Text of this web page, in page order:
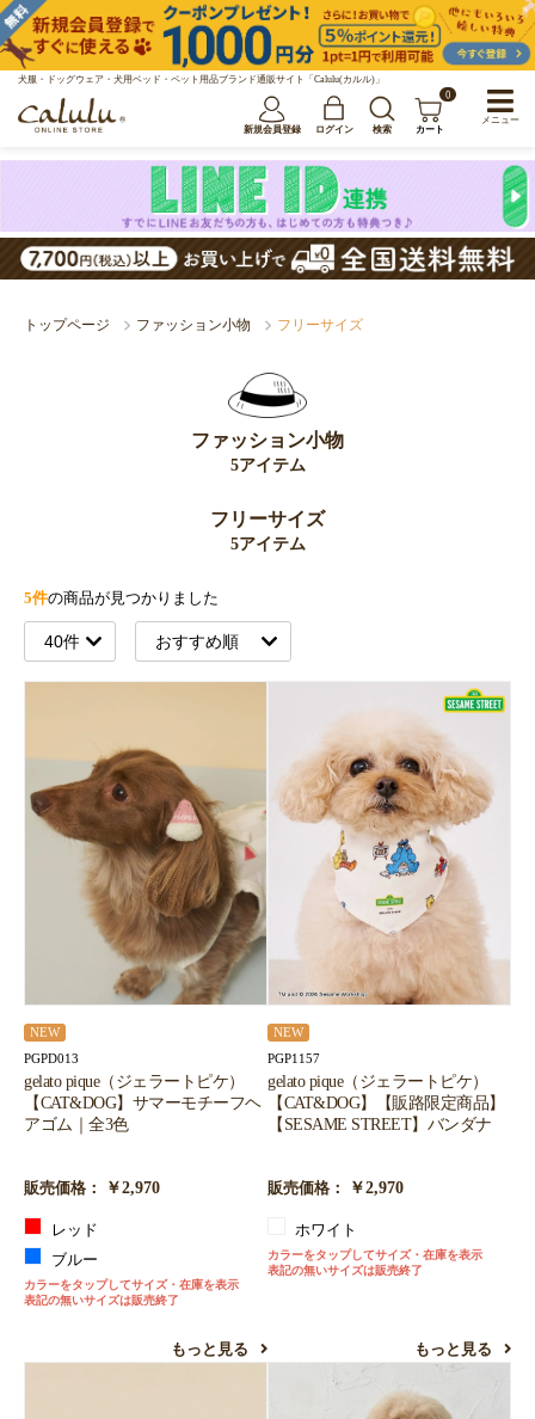
犬服・ドッグウェア・犬用ベッド・ペット用品ブランド通販サイト「Calulu(カルル)」
新規会員登録 ログイン 検索
0
カート
トップページ ファッション小物 フリーサイズ
ファッション小物
5アイテム
フリーサイズ
5アイテム
5件の商品が見つかりました
NEW
PGPD013
gelato pique（ジェラートピケ）
【CAT&DOG】サマーモチーフヘ
アゴム｜全3色
販売価格： ￥2,970
レッド
ブルー
カラーをタップしてサイズ・在庫を表示
表記の無いサイズは販売終了
もっと見る
NEW
PGP1157
gelato pique（ジェラートピケ）
【CAT&DOG】【販路限定商品】
【SESAME STREET】バンダナ
販売価格： ￥2,970
ホワイト
カラーをタップしてサイズ・在庫を表示
表記の無いサイズは販売終了
もっと見る
メニュー